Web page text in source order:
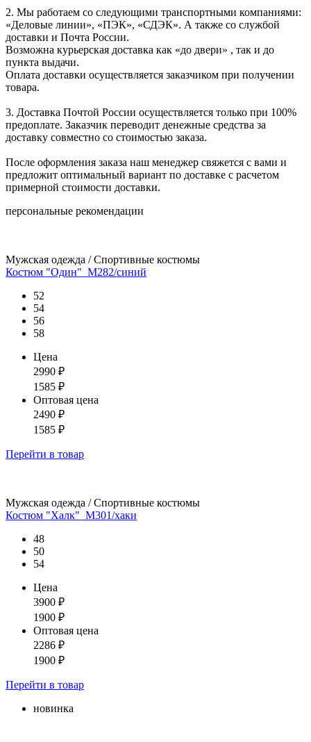
2. Мы работаем со следующими транспортными компаниями:
«Деловые линии», «ПЭК», «СДЭК». А также со службой
доставки и Почта России.
Возможна курьерская доставка как «до двери» , так и до
пункта выдачи.
Оплата доставки осуществляется заказчиком при получении
товара.
3. Доставка Почтой России осуществляется только при 100%
предоплате. Заказчик переводит денежные средства за
доставку совместно со стоимостью заказа.
После оформления заказа наш менеджер свяжется с вами и
предложит оптимальный вариант по доставке с расчетом
примерной стоимости доставки.
персональные рекомендации
Мужская одежда / Спортивные костюмы
Костюм "Один"_М282/синий
52
54
56
58
Цена
2990 ₽
1585 ₽
Оптовая цена
2490 ₽
1585 ₽
Перейти в товар
Мужская одежда / Спортивные костюмы
Костюм "Халк"_М301/хаки
48
50
54
Цена
3900 ₽
1900 ₽
Оптовая цена
2286 ₽
1900 ₽
Перейти в товар
новинка